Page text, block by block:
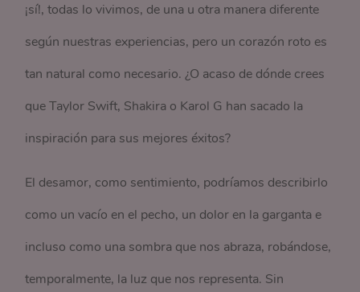
¡sí!, todas lo vivimos, de una u otra manera diferente
según nuestras experiencias, pero un corazón roto es
tan natural como necesario. ¿O acaso de dónde crees
que Taylor Swift, Shakira o Karol G han sacado la
inspiración para sus mejores éxitos?
El desamor, como sentimiento, podríamos describirlo
como un vacío en el pecho, un dolor en la garganta e
incluso como una sombra que nos abraza, robándose,
temporalmente, la luz que nos representa. Sin